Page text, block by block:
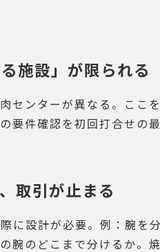
施設」が限られる
センターが異なる。ここ
要件確認を初回打合せの
取引が止まる
に設計が必要。例：腕を
腕のどこまで分けるか。